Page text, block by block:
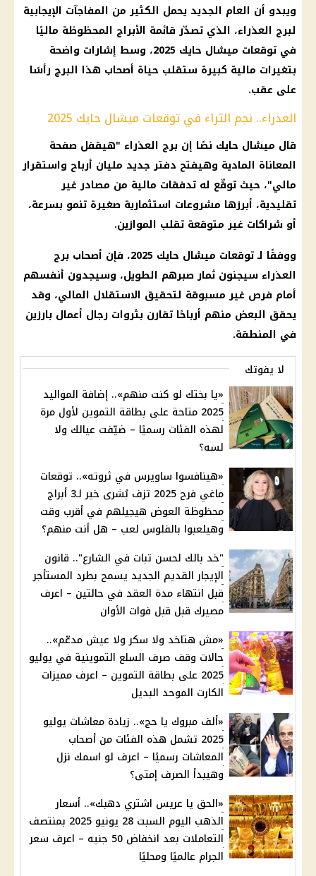
ويبدو أن العام الجديد يحمل الكثير من المفاجآت الإيجابية
لبرج العذراء، الذي تصدّر قائمة الأبراج المحظوظة ماليًا
في توقعات ميشال حايك 2025، وسط إشارات واضحة
بتغيرات مالية كبيرة ستقلب حياة أصحاب هذا البرج رأسًا
على عقب.
العذراء.. نجم الثراء في توقعات ميشال حايك 2025
قال ميشال حايك نصًا إن برج العذراء "هيقفل صفحة
المعاناة المادية وهيفتح دفتر جديد مليان أرباح واستقرار
مالي"، حيث توقّع له تدفقات مالية من مصادر غير
تقليدية، أبرزها مشروعات استثمارية صغيرة تنمو بسرعة،
أو شراكات غير متوقعة تقلب الموازين.
ووفقًا لـ توقعات ميشال حايك 2025، فإن أصحاب برج
العذراء سيجنون ثمار صبرهم الطويل، وسيجدون أنفسهم
أمام فرص غير مسبوقة لتحقيق الاستقلال المالي، وقد
يحقق البعض منهم أرباحًا تقارن بثروات رجال أعمال بارزين
في المنطقة.
لا يفوتك
«يا بختك لو كنت منهم».. إضافة المواليد
2025 متاحة على بطاقة التموين لأول مرة
لهذه الفئات رسميًا – ضيّفت عيالك ولا
لسه؟
«هينافسوا ساويرس في ثروته».. توقعات
ماغي فرح 2025 تزف بُشرى خير لـ3 أبراج
محظوظة العوض هيجيلهم في أقرب وقت
وهيلعبوا بالفلوس لعب – هل أنت منهم؟
"خد بالك لحسن تبات في الشارع".. قانون
الإيجار القديم الجديد يسمح بطرد المستأجر
قبل انتهاء مدة العقد في حالتين – اعرف
مصيرك قبل قبل فوات الأوان
«مش هتاخد ولا سكر ولا عيش مدعّم»..
حالات وقف صرف السلع التموينية في يوليو
2025 على بطاقة التموين – اعرف مميزات
الكارت الموحد البديل
«ألف مبروك يا حج».. زيادة معاشات يوليو
2025 تشمل هذه الفئات من أصحاب
المعاشات رسميًا – اعرف لو اسمك نزل
وهيبدأ الصرف إمتى؟
«الحق يا عريس اشتري دهبك».. أسعار
الذهب اليوم السبت 28 يونيو 2025 بمنتصف
التعاملات بعد انخفاض 50 جنيه – اعرف سعر
الجرام عالميًا ومحليًا